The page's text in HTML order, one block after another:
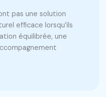
pas une solution
efficace lorsqu’ils
équilibrée, une